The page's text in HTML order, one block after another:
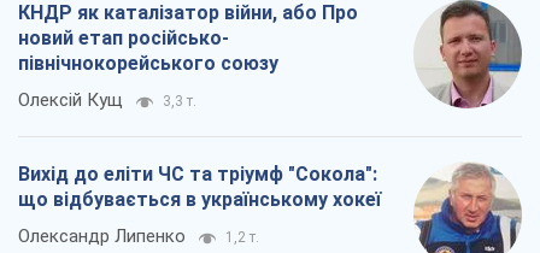
КНДР як каталізатор війни, або Про
новий етап російсько-
північнокорейського союзу
Олексій Кущ 3,3 т.
Вихід до еліти ЧС та тріумф "Сокола":
що відбувається в українському хокеї
Олександр Липенко 1,2 т.